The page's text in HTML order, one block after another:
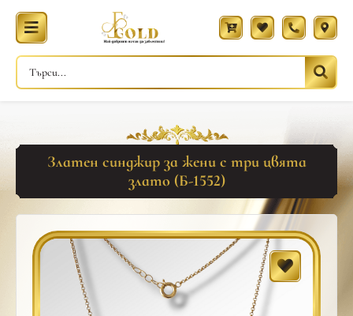
Златен синджир за жени с три цвята
злато (Б-1552)